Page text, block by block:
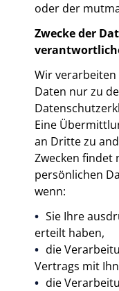
oder der
Zwecke der
Wir
Daten nur zu
Eine
an Dritte zu
Zwecken findet
persönlichen
wenn:
Sie Ihre
erteilt haben,
die
Vertrags mit
die